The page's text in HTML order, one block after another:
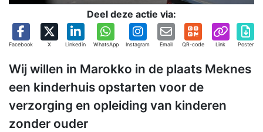
Deel deze actie via:
Facebook X Linkedin WhatsApp Instagram Email QR-code Link Poster
Wij willen in Marokko in de plaats Meknes
een kinderhuis opstarten voor de
verzorging en opleiding van kinderen
zonder ouder